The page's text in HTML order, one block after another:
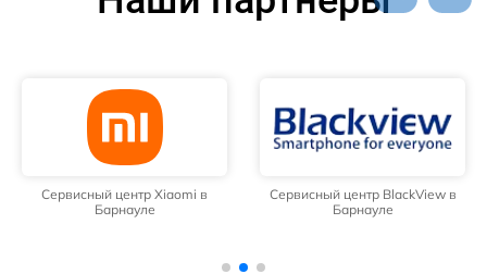
Сервисный центр Xiaomi в
Барнауле
Сервисный центр BlackView в
Барнауле